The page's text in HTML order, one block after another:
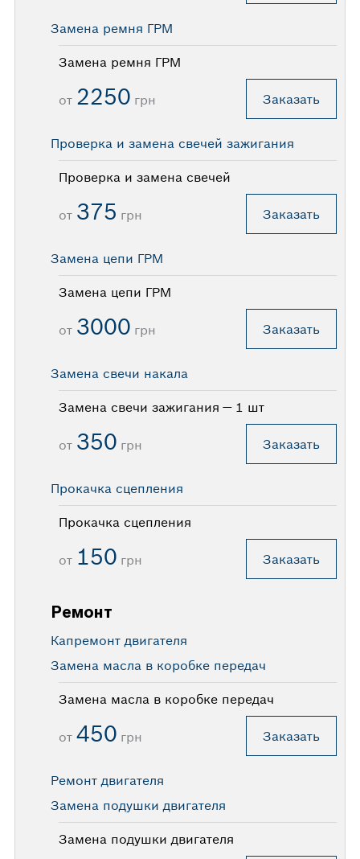
Замена ремня ГРМ
Замена ремня ГРМ
от 2250 грн Заказать
Проверка и замена свечей зажигания
Проверка и замена свечей
от 375 грн Заказать
Замена цепи ГРМ
Замена цепи ГРМ
от 3000 грн Заказать
Замена свечи накала
Замена свечи зажигания — 1 шт
от 350 грн Заказать
Прокачка сцепления
Прокачка сцепления
от 150 грн Заказать
Ремонт
Капремонт двигателя
Замена масла в коробке передач
Замена масла в коробке передач
от450 грн Заказать
Ремонт двигателя
Замена подушки двигателя
Замена подушки двигателя